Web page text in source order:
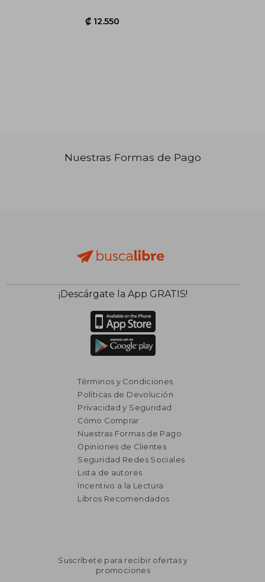
₡ 12.550
Nuestras Formas de Pago
¡Descárgate la App GRATIS!
Términos y Condiciones
Políticas de Devolución
Privacidad y Seguridad
Cómo Comprar
Nuestras Formas de Pago
Opiniones de Clientes
Seguridad Redes Sociales
Lista de autores
Incentivo a la Lectura
Libros Recomendados
Suscríbete para recibir ofertas y
promociones